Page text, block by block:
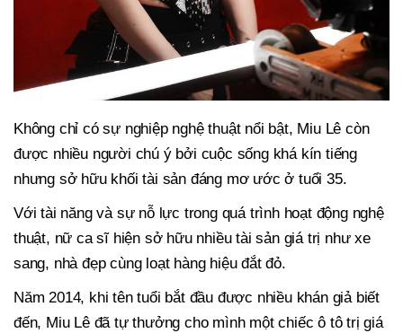
Không chỉ có sự nghiệp nghệ thuật nổi bật, Miu Lê còn
được nhiều người chú ý bởi cuộc sống khá kín tiếng
nhưng sở hữu khối tài sản đáng mơ ước ở tuổi 35.
Với tài năng và sự nỗ lực trong quá trình hoạt động nghệ
thuật, nữ ca sĩ hiện sở hữu nhiều tài sản giá trị như xe
sang, nhà đẹp cùng loạt hàng hiệu đắt đỏ.
Năm 2014, khi tên tuổi bắt đầu được nhiều khán giả biết
đến, Miu Lê đã tự thưởng cho mình một chiếc ô tô trị giá